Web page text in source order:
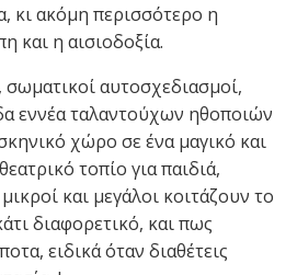
κι ακόμη περισσότερο η
και η αισιοδοξία.
αυτοσχεδιασμοί,
εννέα ταλαντούχων ηθοποιών
χώρο σε ένα μαγικό και
τοπίο για παιδιά,
και μεγάλοι κοιτάζουν το
διαφορετικό, και πως
ειδικά όταν διαθέτεις